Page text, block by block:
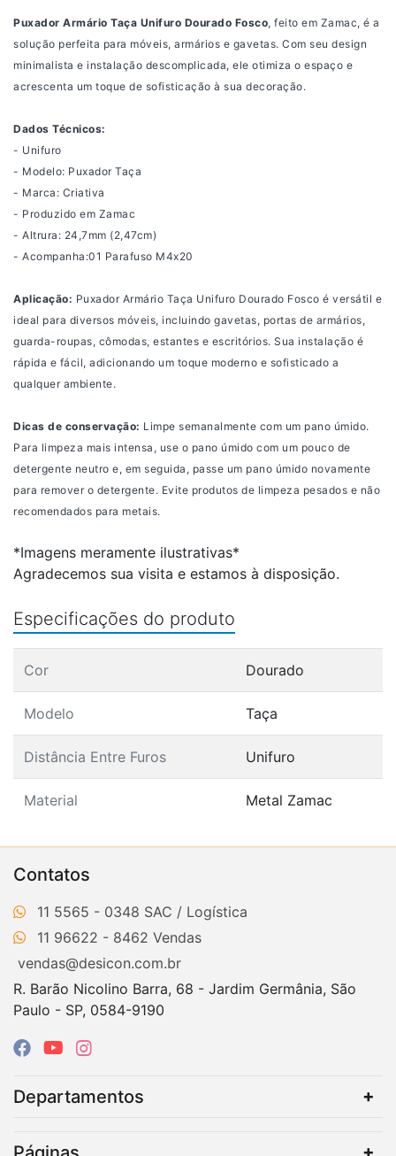
Puxador Armário Taça Unifuro Dourado Fosco, feito em Zamac, é a
solução perfeita para móveis, armários e gavetas. Com seu design
minimalista e instalação descomplicada, ele otimiza o espaço e
acrescenta um toque de sofisticação à sua decoração.
Dados Técnicos:
- Unifuro
- Modelo: Puxador Taça
- Marca: Criativa
- Produzido em Zamac
- Altrura: 24,7mm (2,47cm)
- Acompanha:01 Parafuso M4x20
Aplicação: Puxador Armário Taça Unifuro Dourado Fosco é versátil e
ideal para diversos móveis, incluindo gavetas, portas de armários,
guarda-roupas, cômodas, estantes e escritórios. Sua instalação é
rápida e fácil, adicionando um toque moderno e sofisticado a
qualquer ambiente.
Dicas de conservação: Limpe semanalmente com um pano úmido.
Para limpeza mais intensa, use o pano úmido com um pouco de
detergente neutro e, em seguida, passe um pano úmido novamente
para remover o detergente. Evite produtos de limpeza pesados e não
recomendados para metais.
*Imagens meramente ilustrativas*
Agradecemos sua visita e estamos à disposição.
Especificações do produto
Cor Dourado
Modelo Taça
Distância Entre Furos Unifuro
Material Metal Zamac
Contatos
11 5565 - 0348
11 96622 - 8462
vendas@desicon.com.br
R. Barão Nicolino Barra, 68 - Jardim Germânia, São
Paulo - SP, 0584-9190
Departamentos